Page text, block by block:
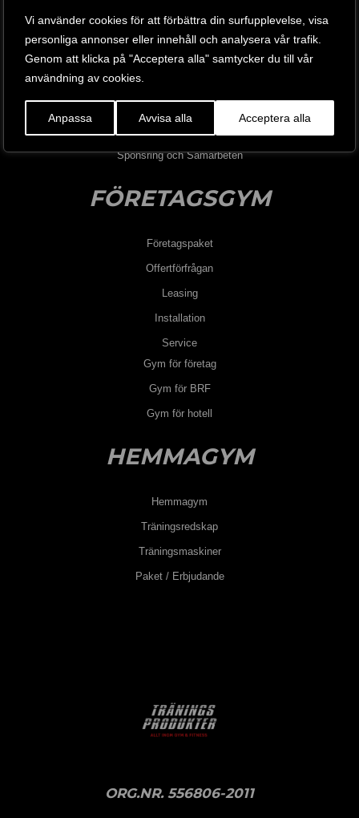
Vi använder cookies för att förbättra din surfupplevelse, visa
personliga annonser eller innehåll och analysera vår trafik.
Genom att klicka på "Acceptera alla" samtycker du till vår
användning av cookies.
Anpassa Avvisa alla Acceptera alla
Besök vår butik
Jobba hos oss
Sponsring och Samarbeten
FÖRETAGSGYM
Företagspaket
Offertförfrågan
Leasing
Installation
Service
Gym för företag
Gym för BRF
Gym för hotell
HEMMAGYM
Hemmagym
Träningsredskap
Träningsmaskiner
Paket / Erbjudande
ORG.NR. 556806-2011